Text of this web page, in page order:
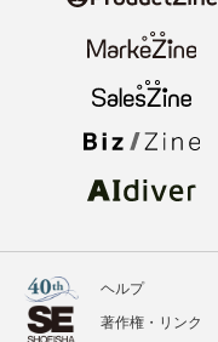
ヘルプ
著作権・リンク